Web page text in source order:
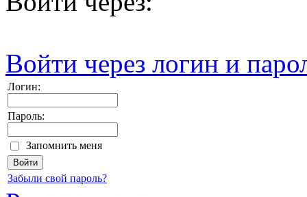
Войти через логин и
Логин:
Пароль:
Запомнить меня
Забыли свой пароль?